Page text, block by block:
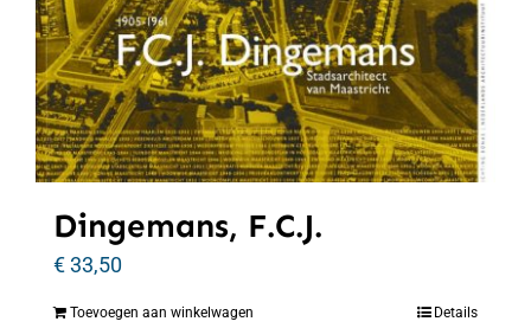
Dingemans, F.C.J.
€33,50
Toevoegen aan winkelwagen Details